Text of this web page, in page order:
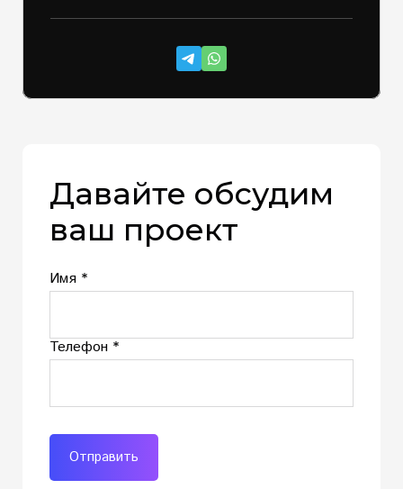
Давайте обсудим
ваш проект
Имя *
Телефон *
Отправить